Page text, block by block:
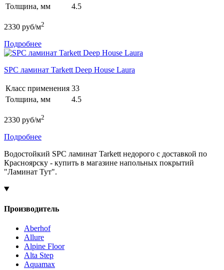
Толщина, мм
4.5
2330 руб/м2
Подробнее
SPC ламинат Tarkett Deep House Laura
Класс применения 33
Толщина, мм
4.5
2330 руб/м2
Подробнее
Водостойкий SPC ламинат Tarkett недорого с доставкой по
Красноярску - купить в магазине напольных покрытий
"Ламинат Тут".
Производитель
Aberhof
Allure
Alpine Floor
Alta Step
Aquamax